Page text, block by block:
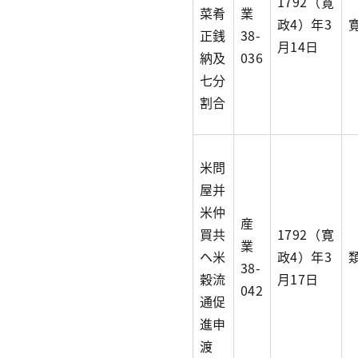
菜肴
正銭
納及
七分
割合
業
38-
036
政4）年3
月14日
米問
屋并
米仲
買共
ヘ米
穀流
通促
進申
渡
産
業
38-
042
1792（寛
政4）年3
月17日